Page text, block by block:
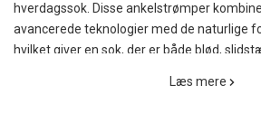
hverdagssok. Disse ankelstrømper
avancerede teknologier med de naturlige
hvilket giver en sok, der er både blød,
Læs mere